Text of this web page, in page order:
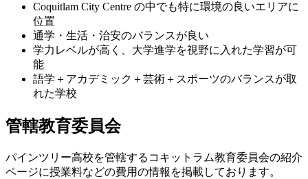
Coquitlam City Centre の中でも特に環境の良いエリアに
位置
通学・生活・治安のバランスが良い
学力レベルが高く、大学進学を視野に入れた学習が可
能
語学＋アカデミック＋芸術＋スポーツのバランスが取
れた学校
管轄教育委員会
パインツリー高校を管轄するコキットラム教育委員会の紹介
ページに授業料などの費用の情報を掲載しております。